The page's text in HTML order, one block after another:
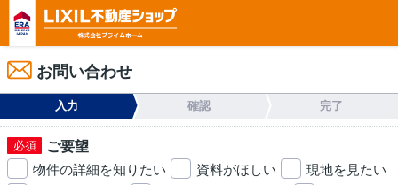
お問い合わせ
入力 確認 完了
ご要望
物件の詳細を知りたい 資料がほしい
現地を見たい